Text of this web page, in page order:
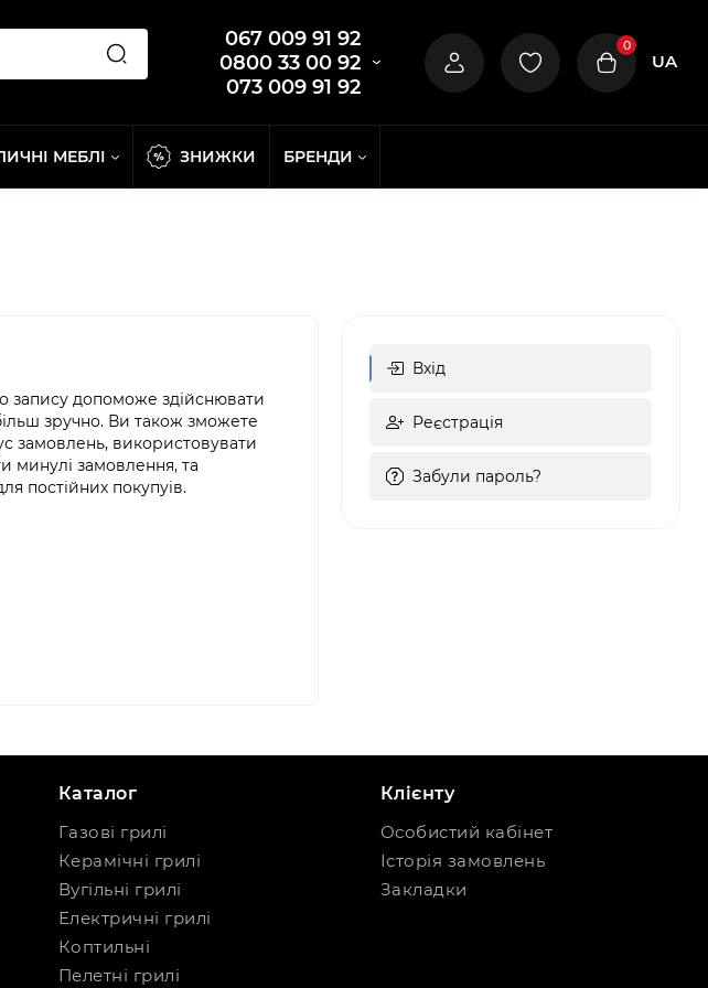
067 009 91 92
0800 33 00 92
073 009 91 92
0
UA
МЕБЛІ ЗНИЖКИ БРЕНДИ
запису допоможе здійснювати
зручно. Ви також зможете
замовлень, використовувати
минулі замовлення, та
постійних покупуів.
Вхід
Реєстрація
Забули пароль?
Каталог
Газові грилі
Керамічні грилі
Вугільні грилі
Електричні грилі
Коптильні
Пелетні грилі
Клієнту
Особистий кабінет
Історія замовлень
Закладки